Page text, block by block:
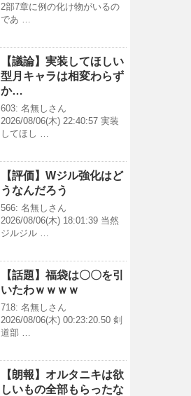
2部7章に例の化け物がいるの
であ …
【議論】実装してほしい
型月キャラは相変わらず
か…
603: 名無しさん
2026/08/06(木) 22:40:57 実装
してほし …
【評価】Wジル強化はど
うなんだろう
566: 名無しさん
2026/08/06(木) 18:01:39 当然
ジルジル …
【話題】福袋は〇〇を引
いたわｗｗｗｗ
718: 名無しさん
2026/08/06(木) 00:23:20.50 剣
道部 …
【朗報】オルタニキは欲
しいもの全部もらったな